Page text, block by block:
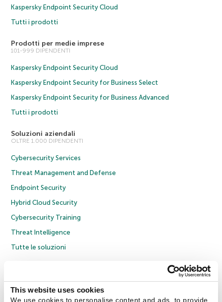
This website uses cookies
We use cookies to personalise content and ads, to provide
Kaspersky Endpoint Security Cloud
Tutti i prodotti
Prodotti per medie imprese
101-999 DIPENDENTI
Kaspersky Endpoint Security Cloud
Kaspersky Endpoint Security for Business Select
Kaspersky Endpoint Security for Business Advanced
Tutti i prodotti
Soluzioni aziendali
OLTRE 1.000 DIPENDENTI
Cybersecurity Services
Threat Management and Defense
Endpoint Security
Hybrid Cloud Security
Cybersecurity Training
Threat Intelligence
Tutte le soluzioni
Informativa sulla privacy
Policy anticorruzione
Contratto di licenza B2C
Cookies